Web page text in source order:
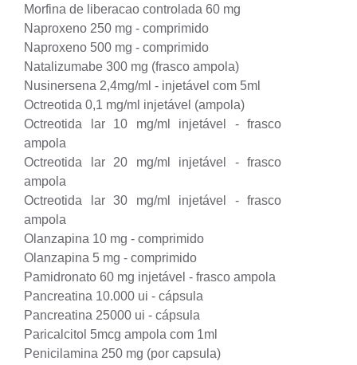
Morfina de liberacao controlada 60 mg
Naproxeno 250 mg - comprimido
Naproxeno 500 mg - comprimido
Natalizumabe 300 mg (frasco ampola)
Nusinersena 2,4mg/ml - injetável com 5ml
Octreotida 0,1 mg/ml injetável (ampola)
Octreotida lar 10 mg/ml injetável - frasco
ampola
Octreotida lar 20 mg/ml injetável - frasco
ampola
Octreotida lar 30 mg/ml injetável - frasco
ampola
Olanzapina 10 mg - comprimido
Olanzapina 5 mg - comprimido
Pamidronato 60 mg injetável - frasco ampola
Pancreatina 10.000 ui - cápsula
Pancreatina 25000 ui - cápsula
Paricalcitol 5mcg ampola com 1ml
Penicilamina 250 mg (por capsula)